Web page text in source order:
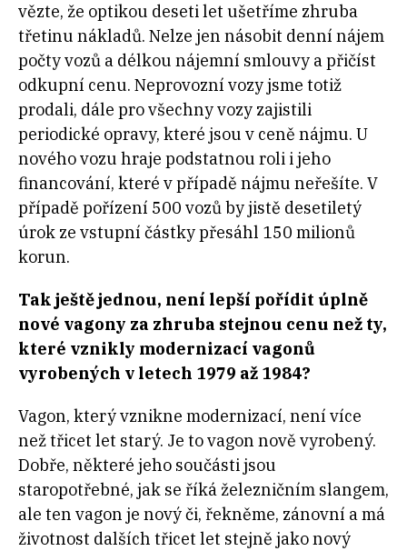
vězte, že optikou deseti let ušetříme zhruba
třetinu nákladů. Nelze jen násobit denní nájem
počty vozů a délkou nájemní smlouvy a přičíst
odkupní cenu. Neprovozní vozy jsme totiž
prodali, dále pro všechny vozy zajistili
periodické opravy, které jsou v ceně nájmu. U
nového vozu hraje podstatnou roli i jeho
financování, které v případě nájmu neřešíte. V
případě pořízení 500 vozů by jistě desetiletý
úrok ze vstupní částky přesáhl 150 milionů
korun.
Tak ještě jednou, není lepší pořídit úplně
nové vagony za zhruba stejnou cenu než ty,
které vznikly modernizací vagonů
vyrobených v letech 1979 až 1984?
Vagon, který vznikne modernizací, není více
než třicet let starý. Je to vagon nově vyrobený.
Dobře, některé jeho součásti jsou
staropotřebné, jak se říká železničním slangem,
ale ten vagon je nový či, řekněme, zánovní a má
životnost dalších třicet let stejně jako nový